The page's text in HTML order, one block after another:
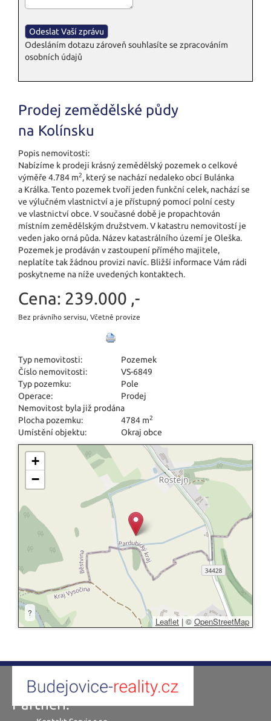
Odesláním dotazu zároveň souhlasíte se zpracováním
osobních údajů
Prodej zemědělské půdy
na Kolínsku
Popis nemovitosti:
Nabízíme k prodeji krásný zemědělský pozemek o celkové
výměře 4.784 m2, který se nachází nedaleko obcí Bulánka
a Králka. Tento pozemek tvoří jeden funkční celek, nachází se
ve výlučném vlastnictví a je přístupný pomocí polní cesty
ve vlastnictví obce. V současné době je propachtován
místním zemědělským družstvem. V katastru nemovitostí je
veden jako orná půda. Název katastrálního území je Oleška.
Pozemek je prodáván v zastoupení přímého majitele,
neplatíte tak žádnou provizi navíc. Bližší informace Vám rádi
poskytneme na níže uvedených kontaktech.
Cena: 239.000 ,-
Bez právního servisu, Včetně provize
Typ nemovitosti:
Pozemek
Číslo nemovitosti:
VS-6849
Typ pozemku:
Pole
Operace:
Prodej
Nemovitost byla již prodána
Plocha pozemku:
4784 m2
Umístění objektu: Okraj obce
+
−
?
Leaflet | © OpenStreetMap
Partneři: